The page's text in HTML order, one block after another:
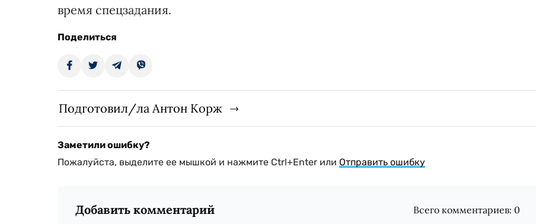
время спецзадания.
Поделиться
Подготовил/ла Антон Корж
Заметили ошибку?
Пожалуйста, выделите ее мышкой и нажмите Ctrl+Enter или Отправить ошибку
Добавить комментарий Всего комментариев: 0